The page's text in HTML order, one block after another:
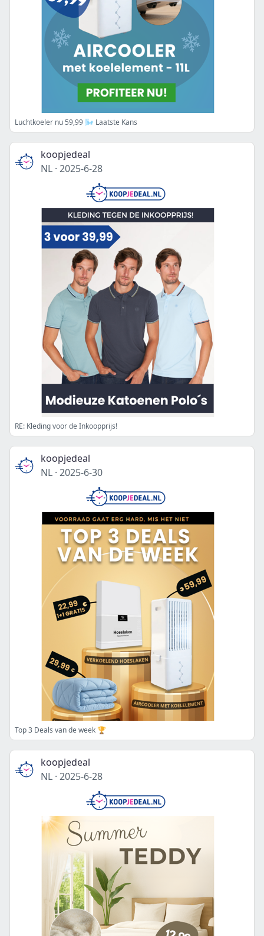
Luchtkoeler nu 59,99 🌬️ Laatste Kans
koopjedeal
NL · 2025-6-28
RE: Kleding voor de Inkoopprijs!
koopjedeal
NL · 2025-6-30
Top 3 Deals van de week 🏆
koopjedeal
NL · 2025-6-28